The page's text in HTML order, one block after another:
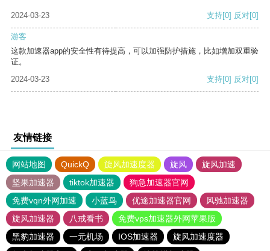
2024-03-23 支持[0] 反对[0]
游客
这款加速器app的安全性有待提高，可以加强防护措施，比如增加双重验
证。
2024-03-23
支持[0] 反对[0]
友情链接
网站地图 QuickQ 旋风加速度器 旋风
旋风加速
坚果加速器
tiktok加速器
狗急加速器官网
免费vqn外网加速
小蓝鸟 优途加速器官网
风驰加速器
旋风加速器
八戒看书
免费vps加速器外网苹果版
黑豹加速器
一元机场 IOS加速器
旋风加速度器